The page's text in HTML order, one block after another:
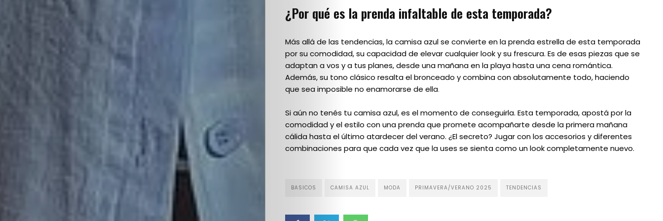
Escuela
Creativos
destacados
¿Por qué es la prenda infaltable de esta temporada?
Más allá de las tendencias, la camisa azul se convierte en la prenda estrella de esta temporada
por su comodidad, su capacidad de elevar cualquier look y su frescura. Es de esas piezas que se
adaptan a vos y a tus planes, desde una mañana en la playa hasta una cena romántica.
Además, su tono clásico resalta el bronceado y combina con absolutamente todo, haciendo
que sea imposible no enamorarse de ella.
Si aún no tenés tu camisa azul, es el momento de conseguirla. Esta temporada, apostá por la
comodidad y el estilo con una prenda que promete acompañarte desde la primera mañana
cálida hasta el último atardecer del verano. ¿El secreto? Jugar con los accesorios y diferentes
combinaciones para que cada vez que la uses se sienta como un look completamente nuevo.
BASICOS CAMISA AZUL MODA PRIMAVERA/VERANO 2025 TENDENCIAS